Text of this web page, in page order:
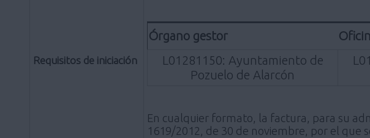
Requisitos de iniciación
Órgano gestor
L01281150: Ayuntamiento de
Pozuelo de Alarcón
En cualquier formato, la factura, para su
1619/2012, de 30 de noviembre, por el que